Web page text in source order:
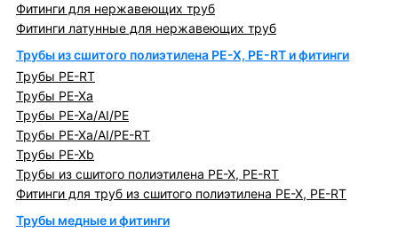
Фитинги для нержавеющих труб
Фитинги латунные для нержавеющих труб
Трубы из сшитого полиэтилена PE-X, PE-RT и фитинги
Трубы PE-RT
Трубы PE-Xa
Трубы PE-Xa/AI/PE
Трубы PE-Xa/AI/PE-RT
Трубы PE-Xb
Трубы из сшитого полиэтилена PE-X, PE-RT
Фитинги для труб из сшитого полиэтилена PE-X, PE-RT
Трубы медные и фитинги